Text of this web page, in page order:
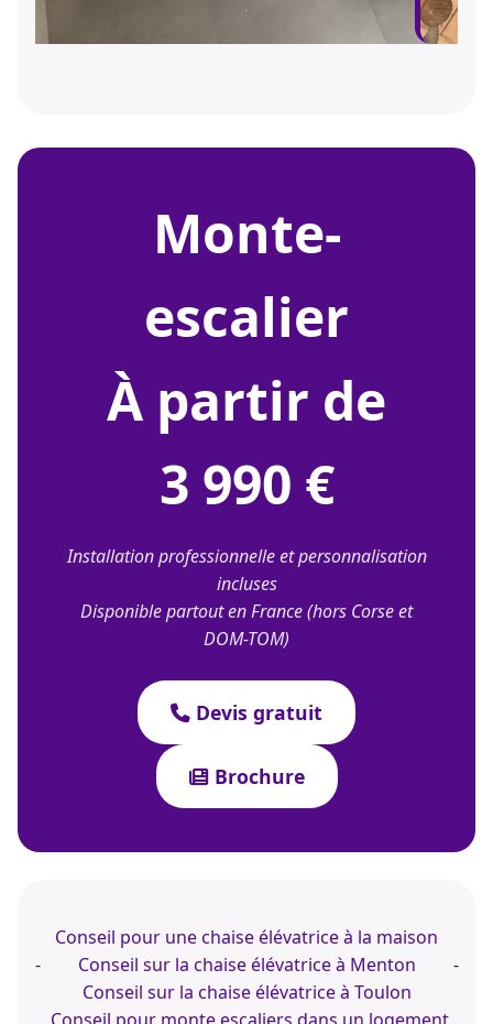
monte-
escalier
À partir de
3 990 €
Installation professionnelle et personnalisation
incluses
Disponible partout en France (hors Corse et
DOM-TOM)
Devis gratuit
Brochure
Conseil pour une chaise élévatrice à la maison
-
Conseil sur la chaise élévatrice à Menton
-
Conseil sur la chaise élévatrice à Toulon